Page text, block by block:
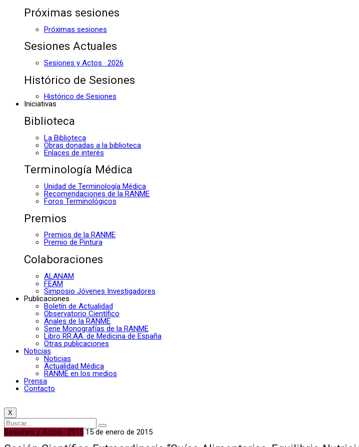
Próximas sesiones
Próximas sesiones
Sesiones Actuales
Sesiones y Actos · 2026
Histórico de Sesiones
Histórico de Sesiones
Iniciativas
Biblioteca
La Biblioteca
Obras donadas a la biblioteca
Enlaces de interés
Terminología Médica
Unidad de Terminología Médica
Recomendaciones de la RANME
Foros Terminológicos
Premios
Premios de la RANME
Premio de Pintura
Colaboraciones
ALANAM
FEAM
Simposio Jóvenes Investigadores
Publicaciones
Boletín de Actualidad
Observatorio Científico
Anales de la RANME
Serie Monografías de la RANME
Libro RR.AA. de Medicina de España
Otras publicaciones
Noticias
Noticias
Actualidad Médica
RANME en los medios
Prensa
Contacto
X
Sesiones y Actos · 2015 15 de enero de 2015